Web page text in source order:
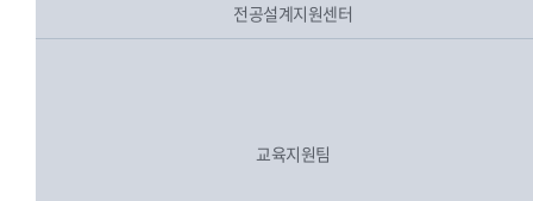
전공설계지원센터
교육지원팀